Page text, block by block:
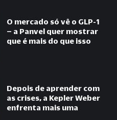
O mercado só vê o GLP-1
– a Panvel quer mostrar
que é mais do que isso
Depois de aprender com
as crises, a Kepler Weber
enfrenta mais uma